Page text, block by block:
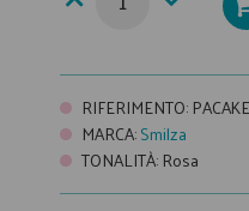
RIFERIMENTO:
MARCA:Smilza
TONALITÀ: Rosa